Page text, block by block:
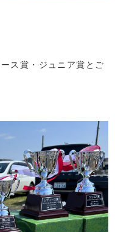
ス賞・ジュニア賞とご